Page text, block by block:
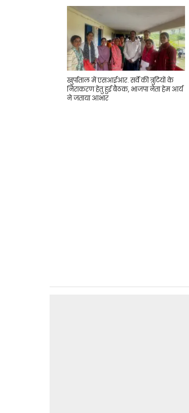
खुर्पाताल में एसआईआर. सर्वे की त्रुटियों के
निराकरण हेतु हुई बैठक, भाजपा नेता हेम आर्य
ने जताया आभार